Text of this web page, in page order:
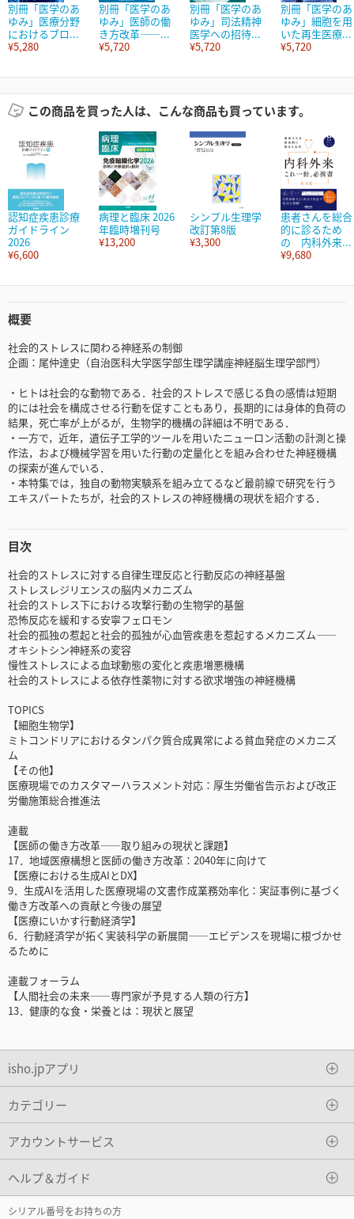
別冊「医学のあ
ゆみ」医療分野
におけるブロ...
¥5,280
別冊「医学のあ
ゆみ」医師の働
き方改革――...
¥5,720
別冊「医学のあ
ゆみ」司法精神
医学への招待...
¥5,720
別冊「医学のあ
ゆみ」細胞を用
いた再生医療...
¥5,720
この商品を買った人は、こんな商品も買っています。
認知症疾患診療
ガイドライン
2026
¥6,600
病理と臨床 2026
年臨時増刊号
¥13,200
シンプル生理学
改訂第8版
¥3,300
患者さんを総合
的に診るため
の 内科外来...
¥9,680
概要
社会的ストレスに関わる神経系の制御
企画：尾仲達史（自治医科大学医学部生理学講座神経脳生理学部門）
・ヒトは社会的な動物である．社会的ストレスで感じる負の感情は短期
的には社会を構成させる行動を促すこともあり，長期的には身体的負荷の
結果，死亡率が上がるが，生物学的機構の詳細は不明である．
・一方で，近年，遺伝子工学的ツールを用いたニューロン活動の計測と操
作法，および機械学習を用いた行動の定量化とを組み合わせた神経機構
の探索が進んでいる．
・本特集では，独自の動物実験系を組み立てるなど最前線で研究を行う
エキスパートたちが，社会的ストレスの神経機構の現状を紹介する．
目次
社会的ストレスに対する自律生理反応と行動反応の神経基盤
ストレスレジリエンスの脳内メカニズム
社会的ストレス下における攻撃行動の生物学的基盤
恐怖反応を緩和する安寧フェロモン
社会的孤独の惹起と社会的孤独が心血管疾患を惹起するメカニズム――
オキシトシン神経系の変容
慢性ストレスによる血球動態の変化と疾患増悪機構
社会的ストレスによる依存性薬物に対する欲求増強の神経機構
TOPICS
【細胞生物学】
ミトコンドリアにおけるタンパク質合成異常による貧血発症のメカニズ
ム
【その他】
医療現場でのカスタマーハラスメント対応：厚生労働省告示および改正
労働施策総合推進法
連載
【医師の働き方改革――取り組みの現状と課題】
17．地域医療構想と医師の働き方改革：2040年に向けて
【医療における生成AIとDX】
9．生成AIを活用した医療現場の文書作成業務効率化：実証事例に基づく
働き方改革への貢献と今後の展望
【医療にいかす行動経済学】
6．行動経済学が拓く実装科学の新展開――エビデンスを現場に根づかせ
るために
連載フォーラム
【人間社会の未来――専門家が予見する人類の行方】
13．健康的な食・栄養とは：現状と展望
isho.jpアプリ
カテゴリー
アカウントサービス
ヘルプ＆ガイド
シリアル番号をお持ちの方